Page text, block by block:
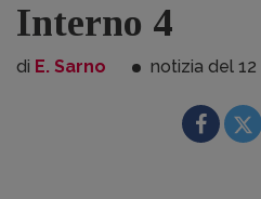
Interno 4
di E. Sarno notizia del 12